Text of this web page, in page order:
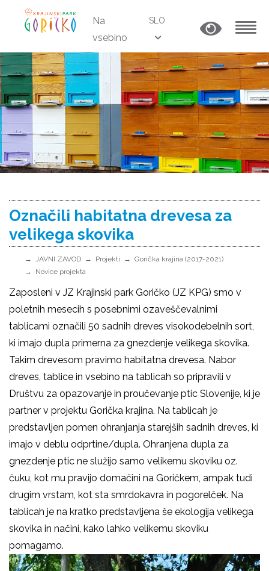
Na
vsebino
SLO
Označili habitatna drevesa za
velikega skovika
JAVNI ZAVOD Projekti
Gorička krajina (2017-2021)
Novice projekta
Zaposleni v JZ Krajinski park Goričko (JZ KPG) smo v
poletnih mesecih s posebnimi ozaveščevalnimi
tablicami označili 50 sadnih dreves visokodebelnih sort,
ki imajo dupla primerna za gnezdenje velikega skovika.
Takim drevesom pravimo habitatna drevesa. Nabor
dreves, tablice in vsebino na tablicah so pripravili v
Društvu za opazovanje in proučevanje ptic Slovenije, ki je
partner v projektu Gorička krajina. Na tablicah je
predstavljen pomen ohranjanja starejših sadnih dreves, ki
imajo v deblu odprtine/dupla. Ohranjena dupla za
gnezdenje ptic ne služijo samo velikemu skoviku oz.
čuku, kot mu pravijo domačini na Goričkem, ampak tudi
drugim vrstam, kot sta smrdokavra in pogorelček. Na
tablicah je na kratko predstavljena še ekologija velikega
skovika in načini, kako lahko velikemu skoviku
pomagamo.